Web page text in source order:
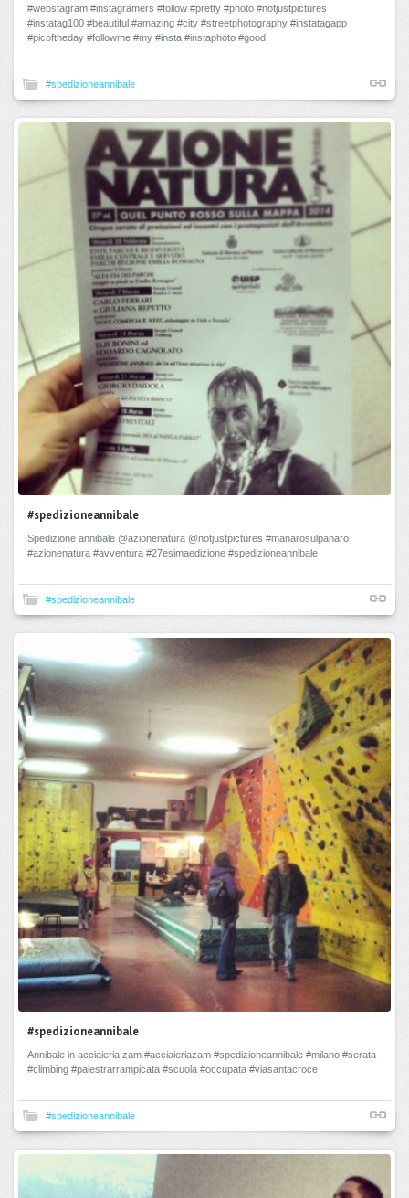
#webstagram #instagramers #follow #pretty #photo #notjustpictures
#instatag100 #beautiful #amazing #city #streetphotography #instatagapp
#picoftheday #followme #my #insta #instaphoto #good
#spedizioneannibale
#spedizioneannibale
Spedizione annibale @azionenatura @notjustpictures #manarosulpanaro
#azionenatura #avventura #27esimaedizione #spedizioneannibale
#spedizioneannibale
#spedizioneannibale
Annibale in acciaieria zam #acciaieriazam #spedizioneannibale #milano #serata
#climbing #palestrarrampicata #scuola #occupata #viasantacroce
#spedizioneannibale